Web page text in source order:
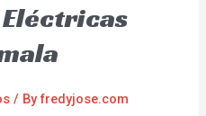
/ Byfredyjose.com